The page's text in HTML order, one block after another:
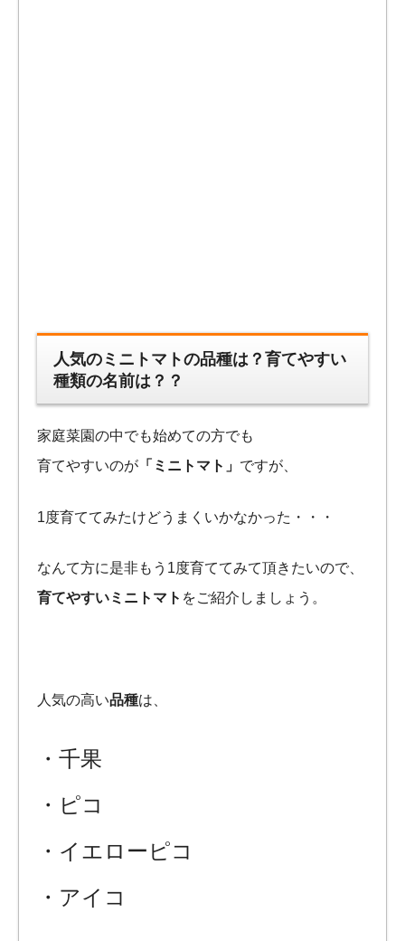
人気のミニトマトの品種は？育てやすい
種類の名前は？？
家庭菜園の中でも始めての方でも
育てやすいのが 「ミニトマト」 ですが、
1度育ててみたけどうまくいかなかった・・・
なんて方に是非もう1度育ててみて頂きたいので、
育てやすいミニトマト をご紹介しましょう。
人気の高い品種は、
・千果
・ピコ
・イエローピコ
・アイコ